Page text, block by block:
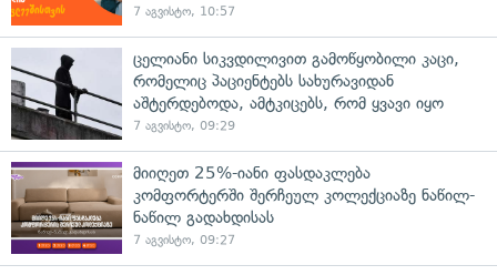
7 აგვისტო, 10:57
ცელიანი სიკვდილივით გამოწყობილი კაცი,
რომელიც პაციენტებს სახურავიდან
აშტერდებოდა, ამტკიცებს, რომ ყვავი იყო
7 აგვისტო, 09:29
მიიღეთ 25%-იანი ფასდაკლება
კომფორტერში შერჩეულ კოლექციაზე ნაწილ-
ნაწილ გადახდისას
7 აგვისტო, 09:27